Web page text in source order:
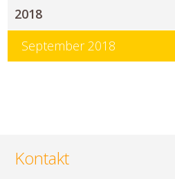
2018
September 2018
Kontakt